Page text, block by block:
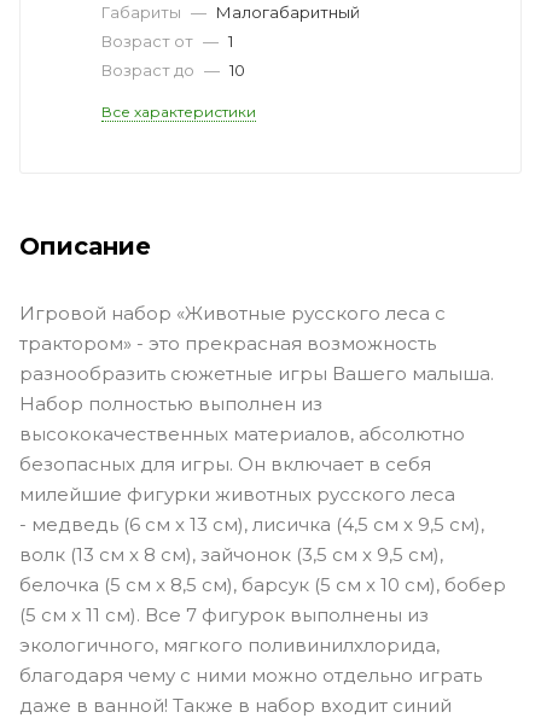
Габариты — Малогабаритный
Возраст от — 1
Возраст до — 10
Все характеристики
Описание
Игровой набор «Животные русского леса с
трактором» - это прекрасная возможность
разнообразить сюжетные игры Вашего малыша.
Набор полностью выполнен из
высококачественных материалов, абсолютно
безопасных для игры. Он включает в себя
милейшие фигурки животных русского леса
- медведь (6 см x 13 см), лисичка (4,5 см x 9,5 см),
волк (13 см x 8 см), зайчонок (3,5 см x 9,5 см),
белочка (5 см x 8,5 см), барсук (5 см x 10 см), бобер
(5 см x 11 см). Все 7 фигурок выполнены из
экологичного, мягкого поливинилхлорида,
благодаря чему с ними можно отдельно играть
даже в ванной! Также в набор входит синий